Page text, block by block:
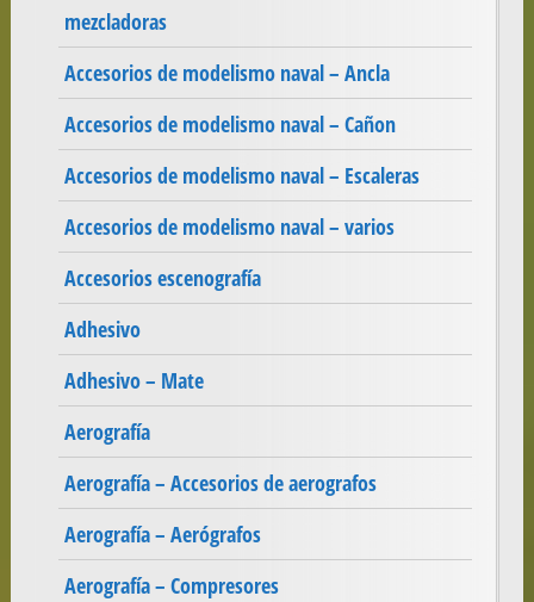
mezcladoras
Accesorios de modelismo naval – Ancla
Accesorios de modelismo naval – Cañon
Accesorios de modelismo naval – Escaleras
Accesorios de modelismo naval – varios
Accesorios escenografía
Adhesivo
Adhesivo – Mate
Aerografía
Aerografía – Accesorios de aerografos
Aerografía – Aerógrafos
Aerografía – Compresores